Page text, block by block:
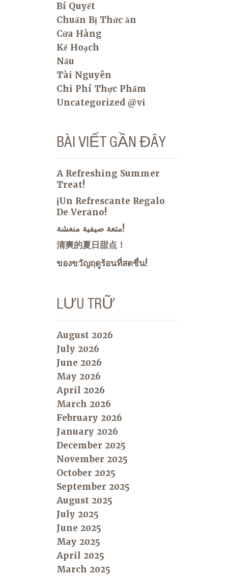
Bí Quyết
Chuẩn Bị Thức ăn
Cửa Hàng
Kế Hoạch
Nấu
Tài Nguyên
Chi Phí Thực Phẩm
Uncategorized @vi
BÀI VIẾT GẦN ĐÂY
A Refreshing Summer
Treat!
¡Un Refrescante Regalo
De Verano!
متعة صيفية منعشة!
清爽的夏日甜点！
ของขวัญฤดูร้อนที่สดชื่น!
LƯU TRỮ
August 2026
July 2026
June 2026
May 2026
April 2026
March 2026
February 2026
January 2026
December 2025
November 2025
October 2025
September 2025
August 2025
July 2025
June 2025
May 2025
April 2025
March 2025